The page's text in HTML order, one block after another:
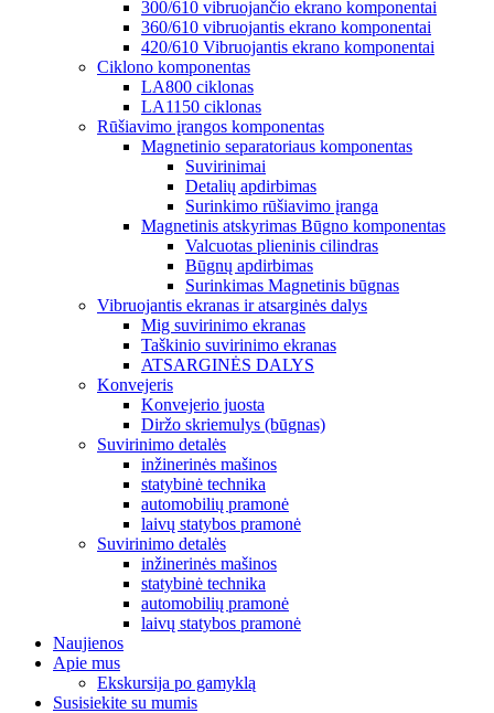
300/610 vibruojančio ekrano komponentai
360/610 vibruojantis ekrano komponentai
420/610 Vibruojantis ekrano komponentai
Ciklono komponentas
LA800 ciklonas
LA1150 ciklonas
Rūšiavimo įrangos komponentas
Magnetinio separatoriaus komponentas
Suvirinimai
Detalių apdirbimas
Surinkimo rūšiavimo įranga
Magnetinis atskyrimas Būgno komponentas
Valcuotas plieninis cilindras
Būgnų apdirbimas
Surinkimas Magnetinis būgnas
Vibruojantis ekranas ir atsarginės dalys
Mig suvirinimo ekranas
Taškinio suvirinimo ekranas
ATSARGINĖS DALYS
Konvejeris
Konvejerio juosta
Diržo skriemulys (būgnas)
Suvirinimo detalės
inžinerinės mašinos
statybinė technika
automobilių pramonė
laivų statybos pramonė
Suvirinimo detalės
inžinerinės mašinos
statybinė technika
automobilių pramonė
laivų statybos pramonė
Naujienos
Apie mus
Ekskursija po gamyklą
Susisiekite su mumis